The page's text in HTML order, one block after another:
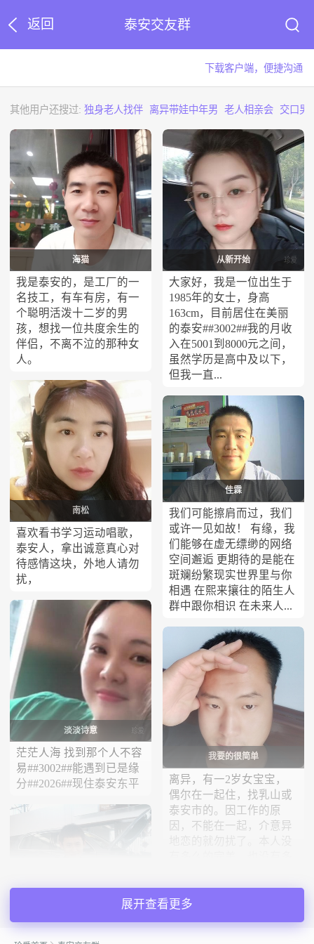
返回 泰安交友群
下载客户端，便捷沟通
其他用户还搜过:独身老人找伴 离异带娃中年男 老人相亲会 交口男
海猫
我是泰安的，是工厂的一
名技工，有车有房，有一
个聪明活泼十二岁的男
孩，想找一位共度余生的
伴侣，不离不泣的那种女
人。
南松
喜欢看书学习运动唱歌，
泰安人，拿出诚意真心对
待感情这块，外地人请勿
扰，
淡淡诗意
茫茫人海 找到那个人不容
易##3002##能遇到已是缘
分##2026##现住泰安东平
我是一个农村男孩，现在
从新开始
大家好，我是一位出生于
1985年的女士，身高
163cm，目前居住在美丽
的泰安##3002##我的月收
入在5001到8000元之间，
虽然学历是高中及以下，
但我一直...
佳霖
我们可能擦肩而过，我们
或许一见如故！ 有缘，我
们能够在虚无缥缈的网络
空间邂逅 更期待的是能在
斑斓纷繁现实世界里与你
相遇 在熙来攘往的陌生人
群中跟你相识 在未来人...
我要的很简单
离异，有一2岁女宝宝，
偶尔在一起住，找乳山或
泰安市的。因工作的原
因，不能在一起，介意异
的，我可...
展开查看更多